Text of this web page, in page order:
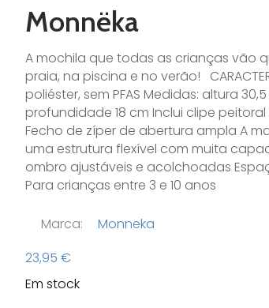
Monnëka
A mochila que todas as crianças vão
praia, na piscina e no verão!
poliéster, sem PFAS Medidas: altura
profundidade 18 cm Inclui clipe
Fecho de zíper de abertura ampla A
uma estrutura flexível com muita
ombro ajustáveis e acolchoadas
Para crianças entre 3 e 10 anos
Marca:
Monneka
23,95 €
Em stock